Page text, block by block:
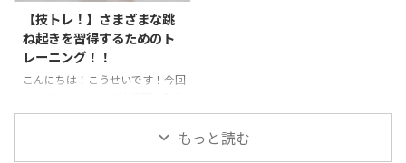
す。あふりは体操の用語でバク転
やロンダートを行う際によく使わ
れます。身体をバネのようにして
着手した手の方向に足を入れ込む
動作のことを言います。ジャンプ
手したら一気に足を地面の方向 ...
用されているのをよく目にします
...
【技トレ！】さまざまな跳
ね起きを習得するためのト
レーニング！！
こんにちは！こうせいです！今回
起きに関するトレーニングのご紹
介です。さまざまな跳ね起きの種もっと読む